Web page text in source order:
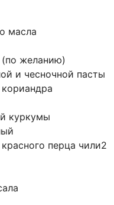
масла
(по желанию)
и чесночной пасты
куркумы
перца чили2